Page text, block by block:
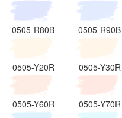
0505-R80B 0505-R90B
0505-Y20R 0505-Y30R
0505-Y60R 0505-Y70R